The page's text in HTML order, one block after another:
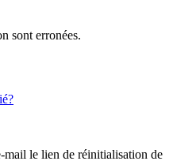
sont erronées.
mail le lien de réinitialisation de